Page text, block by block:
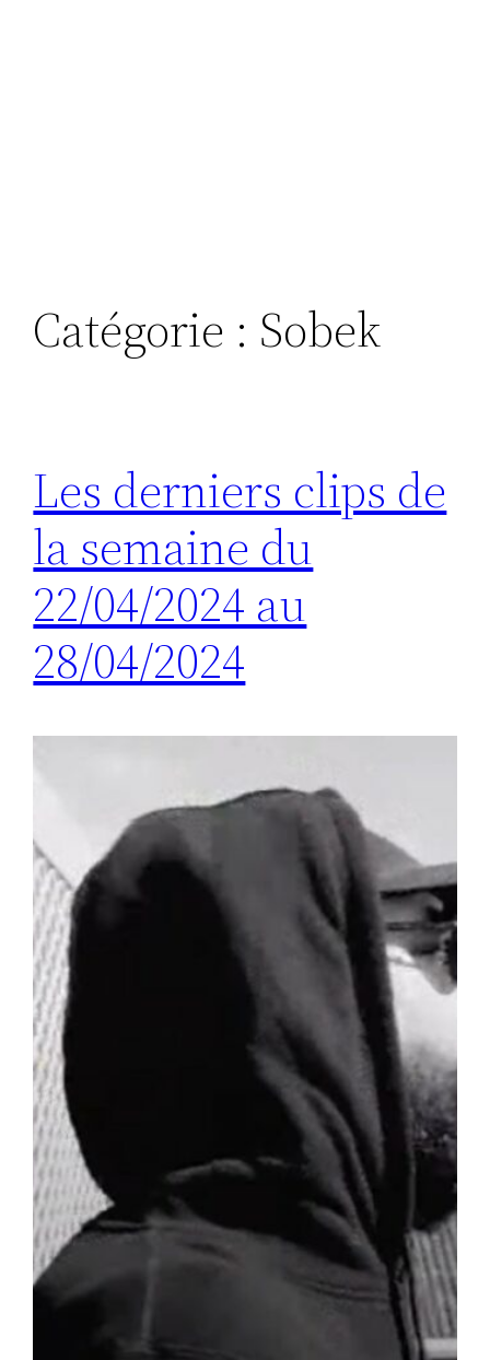
Catégorie : Sobek
Les derniers clips de
la semaine du
22/04/2024 au
28/04/2024